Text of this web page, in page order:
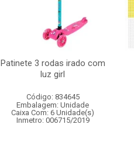
Patinete 3 rodas irado com
luz girl
Código: 834645
Embalagem: Unidade
Caixa Com: 6 Unidade(s)
Inmetro: 006715/2019